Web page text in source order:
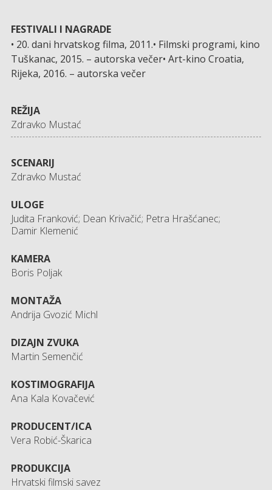
FESTIVALI I NAGRADE
• 20. dani hrvatskog filma, 2011.• Filmski programi, kino
Tuškanac, 2015. – autorska večer• Art-kino Croatia,
Rijeka, 2016. – autorska večer
REŽIJA
Zdravko Mustać
SCENARIJ
Zdravko Mustać
ULOGE
Judita Franković; Dean Krivačić; Petra Hrašćanec;
Damir Klemenić
KAMERA
Boris Poljak
MONTAŽA
Andrija Gvozić Michl
DIZAJN ZVUKA
Martin Semenčić
KOSTIMOGRAFIJA
Ana Kala Kovačević
PRODUCENT/ICA
Vera Robić-Škarica
PRODUKCIJA
Hrvatski filmski savez